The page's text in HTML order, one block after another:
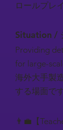
ロールプレ
Situation /
Providing
for large-
海外大手製
する場面です
👨‍💼【